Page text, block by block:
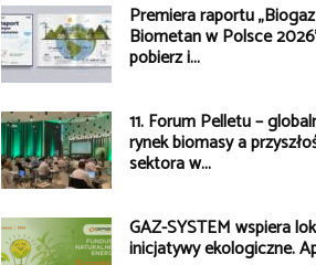
Premiera raportu
Biometan w Polsce
pobierz i...
11. Forum Pelletu –
rynek biomasy a
sektora w...
GAZ-SYSTEM wspiera
inicjatywy ekologiczne.